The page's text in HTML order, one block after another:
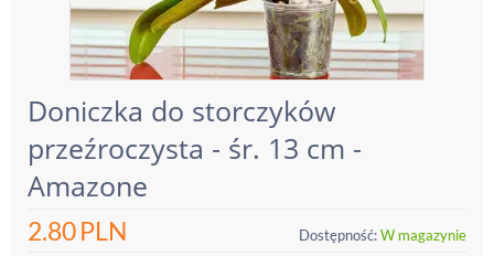
Doniczka do storczyków
przeźroczysta - śr. 13 cm -
Amazone
2.80PLN Dostępność:W magazynie